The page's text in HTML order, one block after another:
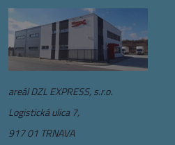
areál DZL EXPRESS, s.r.o.
Logistická ulica 7,
917 01 TRNAVA